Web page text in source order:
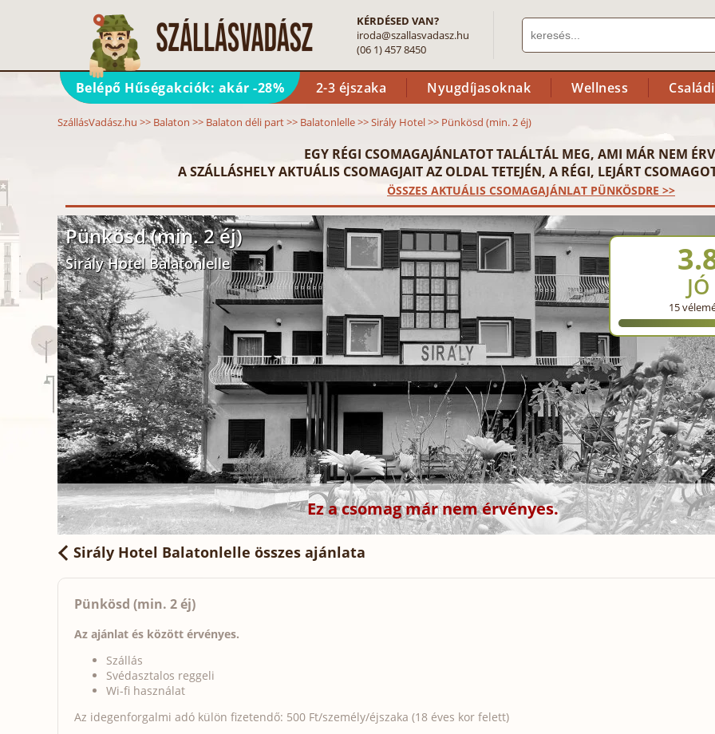
KÉRDÉSED VAN?
iroda@szallasvadasz.hu
(06 1) 457 8450
Belépő Hűségakciók: akár -28% 2-3 éjszaka Nyugdíjasoknak Wellness
SzállásVadász.hu >> Balaton >> Balaton déli part>> Balatonlelle>>Sirály Hotel>> Pünkösd (min. 2 éj)
EGY RÉGI CSOMAGAJÁNLATOT TALÁLTÁL MEG, AMI MÁR NEM
A SZÁLLÁSHELY AKTUÁLIS CSOMAGJAIT AZ OLDAL TETEJÉN, A RÉGI, LEJÁRT
ÖSSZES AKTUÁLIS CSOMAGAJÁNLAT PÜNKÖSDRE >>
Pünkösd (min. 2 éj)
Sirály Hotel Balatonlelle
Ez a csomag már nem érvényes.
JÓ
15
Sirály Hotel Balatonlelle összes ajánlata
Pünkösd (min. 2 éj)
Az ajánlat és között érvényes.
Szállás
Svédasztalos reggeli
Wi-fi használat
Az idegenforgalmi adó külön fizetendő: 500 Ft/személy/éjszaka (18 éves kor felett)